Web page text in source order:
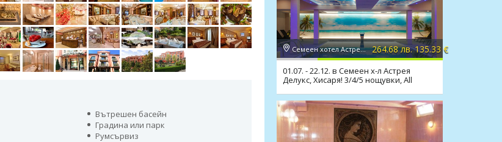
Вътрешен басейн
Градина или парк
Румсървиз
Семеен хотел Астрея Делукс 1*, Хисаря 264.68 лв. 135.33 €
01.07. - 22.12. в Семеен х-л Астрея
Делукс, Хисаря! 3/4/5 нощувки, All